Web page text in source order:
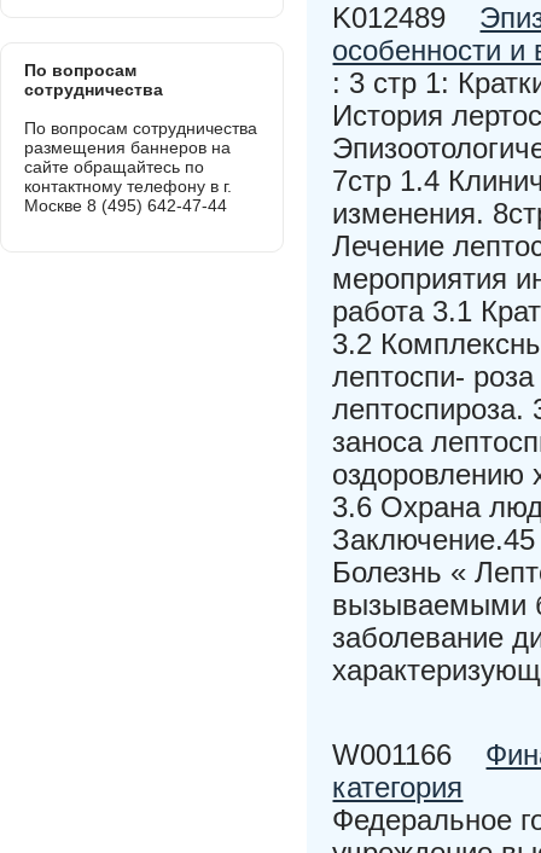
K012489
особенности
: 3 стр 1:
История
7стр 1.4
изменения.
Лечение
мероприятия
работа 3.1
3.2
лептоспи-
лептоспироза.
заноса
оздоровлению
3.6 Охрана
Заключение.45
Болезнь «
вызываемыми
заболевание
W001166
категория
Федеральное
По вопросам
сотрудничества
По вопросам сотрудничества
размещения баннеров на
сайте обращайтесь по
контактному телефону в г.
Москве 8 (495) 642-47-44